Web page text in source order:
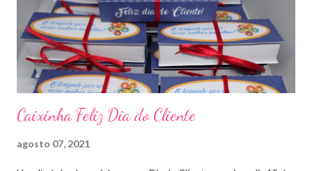
Caixinha Feliz Dia do Cliente
agosto 07, 2021